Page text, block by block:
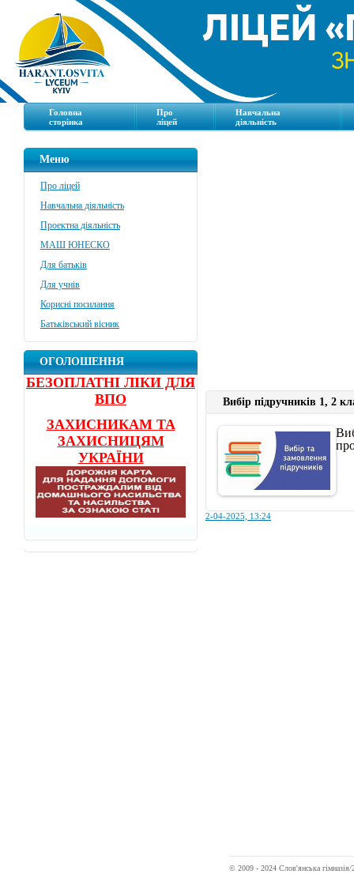
Головна
сторінка
Про
ліцей
Навчальна
діяльність
Меню
Про ліцей
Навчальна діяльність
Проектна діяльність
МАШ ЮНЕСКО
Для батьків
Для учнів
Корисні посилання
Батьківський вісник
ОГОЛОШЕННЯ
БЕЗОПЛАТНІ ЛІКИ ДЛЯ
ВПО
ЗАХИСНИКАМ ТА
ЗАХИСНИЦЯМ
УКРАЇНИ
Вибір підручників 1, 2
2-04-2025, 13:24
© 2009 - 2024 Слов'янська